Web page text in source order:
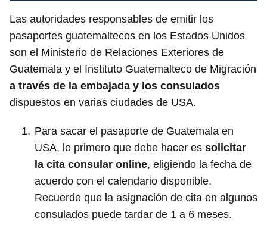
Las autoridades responsables de emitir los
pasaportes guatemaltecos en los Estados Unidos
son el Ministerio de Relaciones Exteriores de
Guatemala y el Instituto Guatemalteco de Migración
a través de la embajada y los consulados
dispuestos en varias ciudades de USA.
Para sacar el pasaporte de Guatemala en
USA, lo primero que debe hacer es solicitar
la cita consular online, eligiendo la fecha de
acuerdo con el calendario disponible.
Recuerde que la asignación de cita en algunos
consulados puede tardar de 1 a 6 meses.